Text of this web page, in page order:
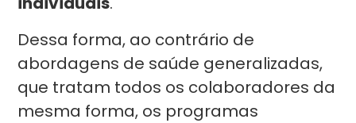
Dessa forma, ao contrário de
abordagens de saúde generalizadas,
que tratam todos os colaboradores da
mesma forma, os programas